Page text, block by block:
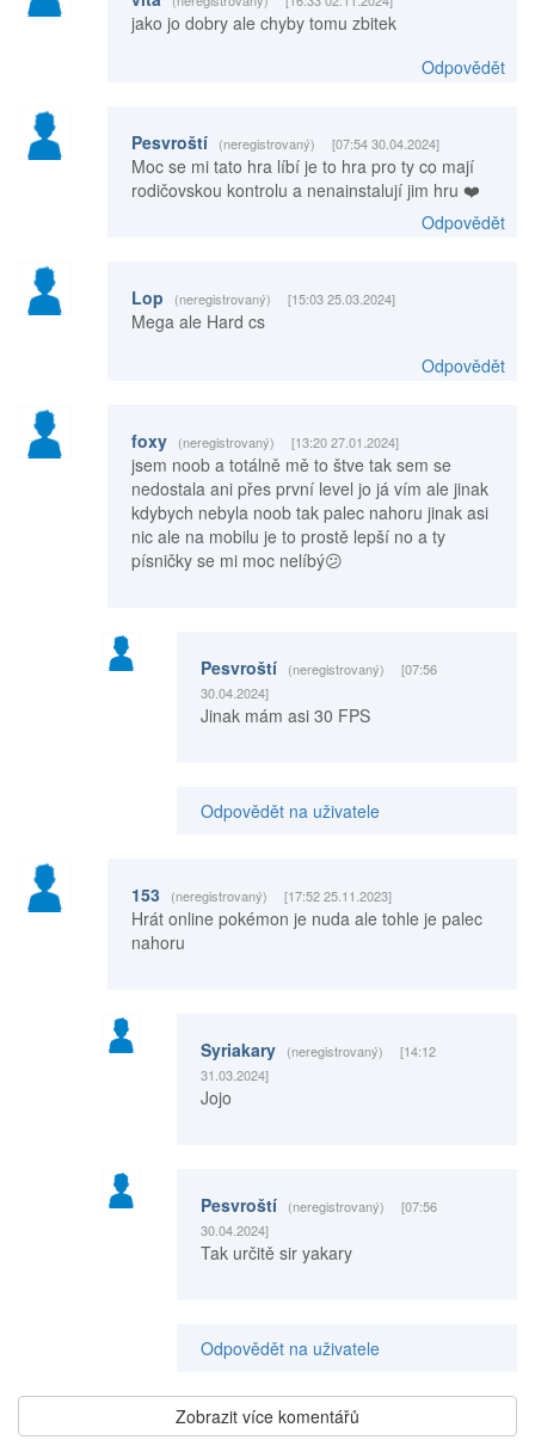
jako jo dobry ale chyby tomu zbitek
Odpovědět
Pesvroští (neregistrovaný) [07:54 30.04.2024]
Moc se mi tato hra líbí je to hra pro ty co mají
rodičovskou kontrolu a nenainstalují jim hru ❤️
Odpovědět
Lop (neregistrovaný) [15:03 25.03.2024]
Mega ale Hard cs
Odpovědět
foxy (neregistrovaný) [13:20 27.01.2024]
jsem noob a totálně mě to štve tak sem se
nedostala ani přes první level jo já vím ale jinak
kdybych nebyla noob tak palec nahoru jinak asi
nic ale na mobilu je to prostě lepší no a ty
písničky se mi moc nelíbý😕
Pesvroští (neregistrovaný)
[07:56
30.04.2024]
Jinak mám asi 30 FPS
Odpovědět na uživatele
153 (neregistrovaný) [17:52 25.11.2023]
Hrát online pokémon je nuda ale tohle je palec
nahoru
Syriakary (neregistrovaný)
[14:12
31.03.2024]
Jojo
Pesvroští (neregistrovaný)
[07:56
30.04.2024]
Tak určitě sir yakary
Odpovědět na uživatele
Zobrazit více komentářů